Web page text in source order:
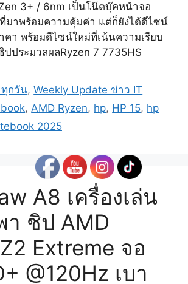
3+ / 6nm เป็นโน๊ตบุ๊คหน้าจอ
มาพร้อมความคุ้มค่า แต่ก็ยังได้ดีไซน์
คา พร้อมดีไซน์ใหม่ที่เน้นความเรียบ
ปประมวลผลRyzen 7 7735HS
กวัน,Weekly Update ข่าว IT
,AMD Ryzen, hp, HP 15, hp
2025
A8 เครื่องเล่น
า ชิป AMD
Extreme จอ
@120Hz เบา